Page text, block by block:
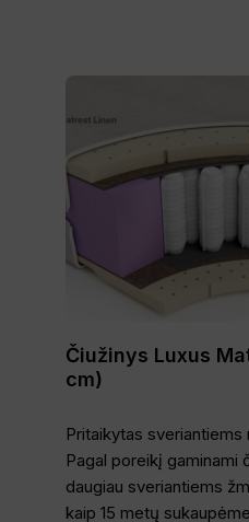
Čiužinys Luxus
cm)
Pritaikytas sveriantiems
Pagal poreikį gaminami
daugiau sveriantiems
kaip 15 metų